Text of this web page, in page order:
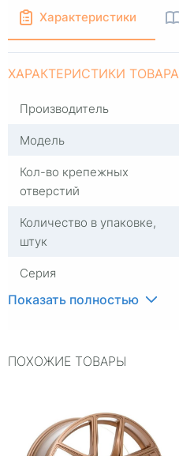
Характеристики
ХАРАКТЕРИСТИКИ ТОВАРА
Производитель
Модель
Кол-во крепежных
отверстий
Количество в упаковке,
штук
Серия
Диаметр расположения
Материал
Комплектация
Посадочный диаметр
Показать полностью
ПОХОЖИЕ ТОВАРЫ